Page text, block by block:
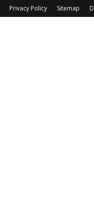
Privacy Policy Sitemap